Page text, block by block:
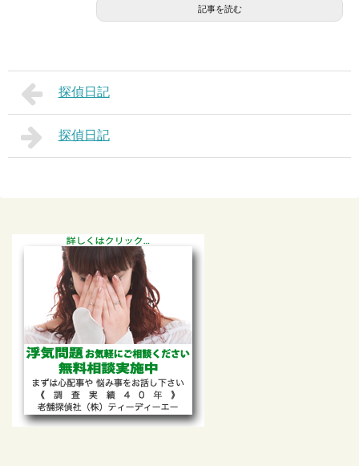
記事を読む
探偵日記
探偵日記